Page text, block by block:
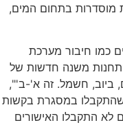
מוסדרות בתחום המים,
כמו חיבור מערכת
ותחנות משנה חדשות של
ביוב, חשמל. זה א'-ב'",
שהתקבלו במסגרת בקשות
לא התקבלו האישורים